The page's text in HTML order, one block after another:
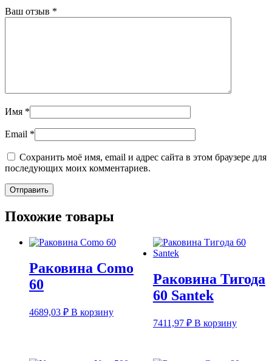
Ваш отзыв *
Имя *
Email *
Сохранить моё имя, email и адрес сайта в этом браузере для
последующих моих комментариев.
Похожие товары
Раковина Como
60
4689,03 ₽ В корзину
Раковина Тигода
60 Santek
7411,97 ₽ В корзину